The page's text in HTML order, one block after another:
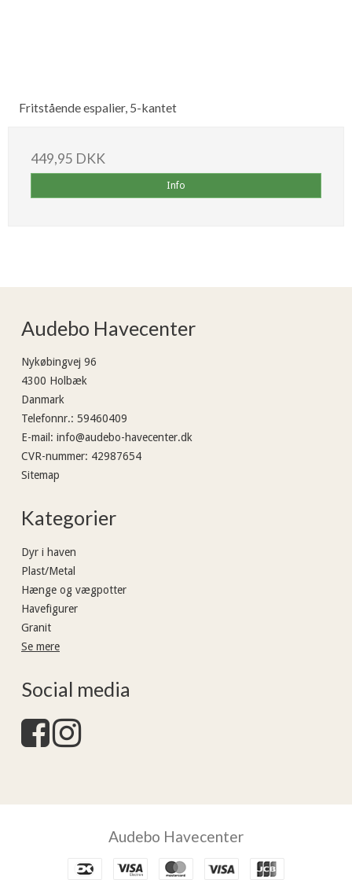
Fritstående espalier, 5-kantet
449,95 DKK
Info
Audebo Havecenter
Nykøbingvej 96
4300 Holbæk
Danmark
Telefonnr.: 59460409
E-mail : info@audebo-havecenter.dk
CVR-nummer: 42987654
Sitemap
Kategorier
Dyr i haven
Plast/Metal
Hænge og vægpotter
Havefigurer
Granit
Se mere
Social media
Audebo Havecenter